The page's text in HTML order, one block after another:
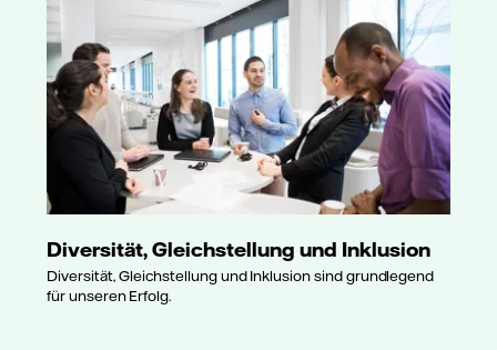
Diversität, Gleichstellung und Inklusion
Diversität, Gleichstellung und Inklusion sind grundlegend
für unseren Erfolg.